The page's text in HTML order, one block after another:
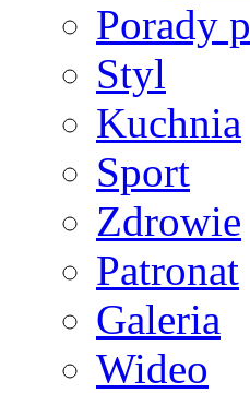
Porady
Styl
Kuchnia
Sport
Zdrowie
Patronat
Galeria
Wideo